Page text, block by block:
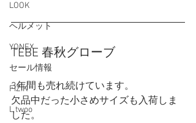
LOOK
ヘルメット
YONEX
セール情報
FIZIK
L twoo
TEBE 春秋グローブ
3年間も売れ続けています。
欠品中だった小さめサイズも入荷しま
した。